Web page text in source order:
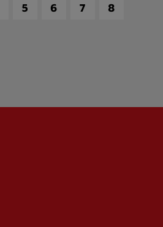
5 6 7
8